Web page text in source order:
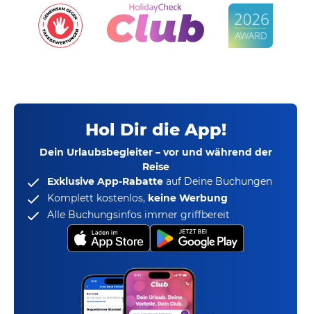
Hol Dir die App!
Dein Urlaubsbegleiter – vor und während der
Reise
Exklusive App-Rabatte auf Deine Buchungen
Komplett kostenlos, keine Werbung
Alle Buchungsinfos immer griffbereit